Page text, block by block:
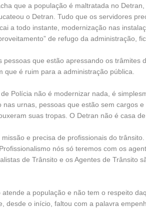
que a população é maltratada no
o Detran. Tudo que os servidores
a todo instante, modernização nas
de refugo da administração,
pessoas que estão apressando os
que é ruim para a administração pública.
Polícia não é modernizar nada, é
nas urnas, pessoas que estão sem cargos
suas tropas. O Detran não é casa
e precisa de profissionais do
nós só teremos com os
de Trânsito e os Agentes de Trânsito
a população e não tem o respeito
desde o início, faltou com a palavra